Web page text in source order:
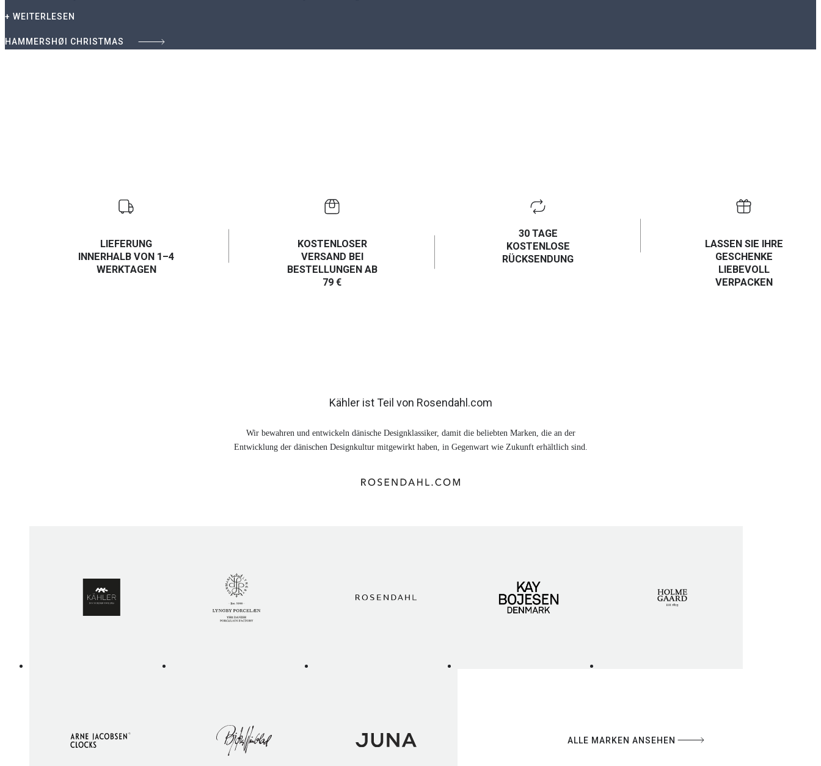
+ WEITERLESEN
HAMMERSHØI CHRISTMAS
LIEFERUNG
INNERHALB VON 1–4
WERKTAGEN
KOSTENLOSER
VERSAND BEI
BESTELLUNGEN AB
79 €
30 TAGE
KOSTENLOSE
RÜCKSENDUNG
LASSEN SIE IHRE
GESCHENKE
LIEBEVOLL
VERPACKEN
Kähler ist Teil von Rosendahl.com
Wir bewahren und entwickeln dänische Designklassiker, damit die beliebten Marken, die an der
Entwicklung der dänischen Designkultur mitgewirkt haben, in Gegenwart wie Zukunft erhältlich sind.
ALLE MARKEN ANSEHEN